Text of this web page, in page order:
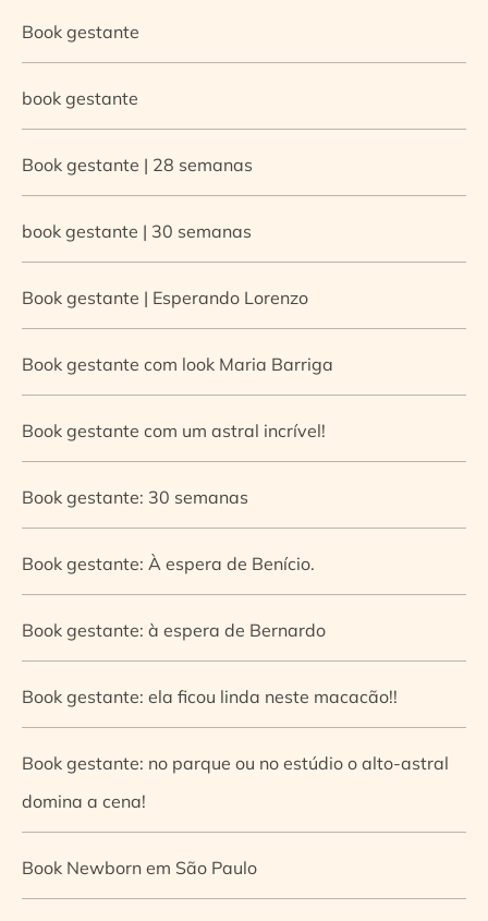
Book gestante
book gestante
Book gestante | 28 semanas
book gestante | 30 semanas
Book gestante | Esperando Lorenzo
Book gestante com look Maria Barriga
Book gestante com um astral incrível!
Book gestante: 30 semanas
Book gestante: À espera de Benício.
Book gestante: à espera de Bernardo
Book gestante: ela ficou linda neste macacão!!
Book gestante: no parque ou no estúdio o alto-astral
domina a cena!
Book Newborn em São Paulo